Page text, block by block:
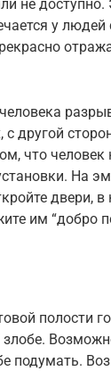
не
у
с другой
что
На
двери,
им “добро
полости
подумать.